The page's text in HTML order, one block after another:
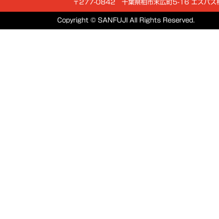
〒277-0842 千葉県柏市末広町5-16 エスパ
Copyright © SANFUJI All Rights Reserved.